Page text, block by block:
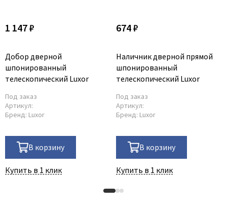
1 147 ₽
Добор дверной
шпонированный
телескопический Luxor
Под заказ
Артикул:
Бренд: Luxor
В корзину
Купить в 1 клик
674 ₽
Наличник дверной прямой
шпонированный
телескопический Luxor
Под заказ
Артикул:
Бренд: Luxor
В корзину
Купить в 1 клик